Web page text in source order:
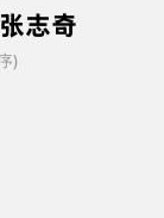
志奇
)